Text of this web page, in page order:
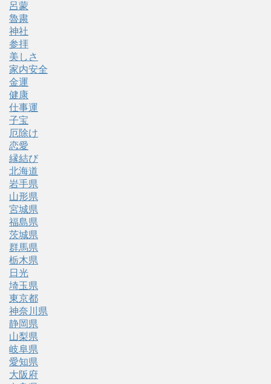
呂蒙
魯粛
神社
参拝
美しさ
家内安全
金運
健康
仕事運
子宝
厄除け
恋愛
縁結び
北海道
岩手県
山形県
宮城県
福島県
茨城県
群馬県
栃木県
日光
埼玉県
東京都
神奈川県
静岡県
山梨県
岐阜県
愛知県
大阪府